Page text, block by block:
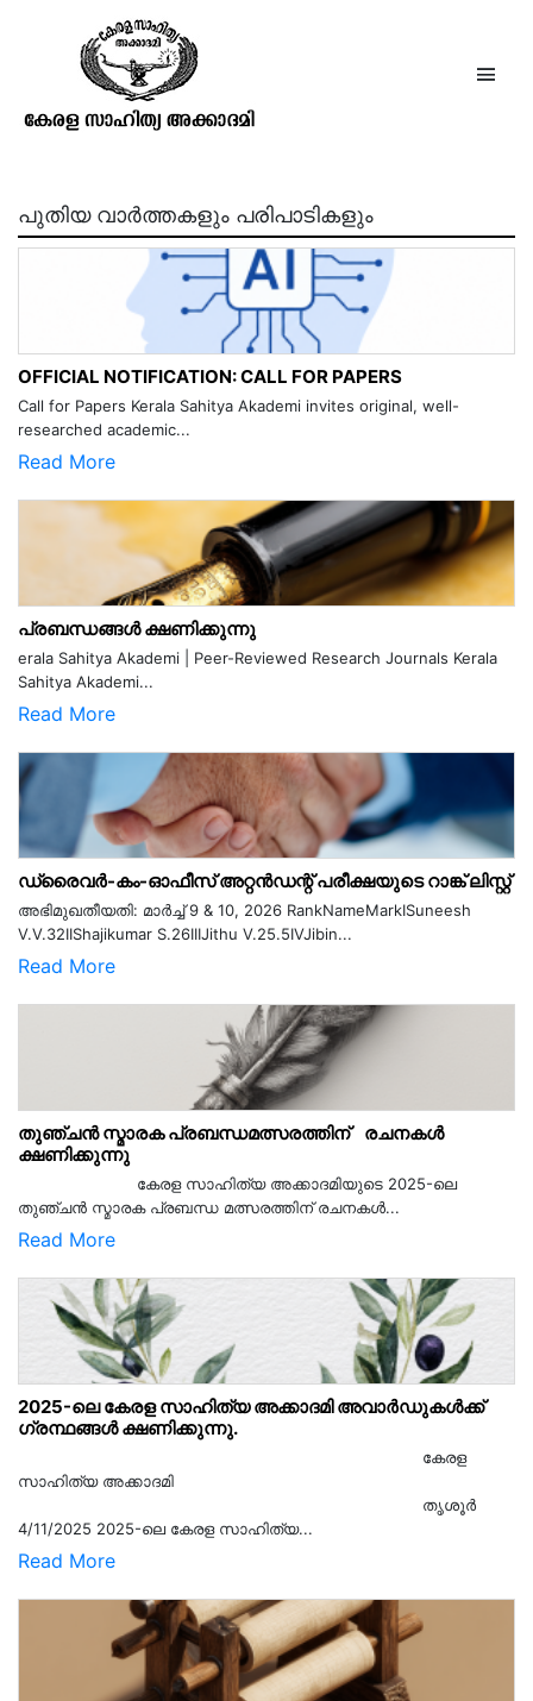
ഭാഷയും നവോത്ഥാനവും –
സുനിൽ പി ഇളയിടം
പുതിയ വാർത്തകളും പരിപാടികളും
OFFICIAL NOTIFICATION: CALL FOR PAPERS
Call for Papers Kerala Sahitya Akademi invites original, well-
researched academic...
Read More
പ്രബന്ധങ്ങൾ ക്ഷണിക്കുന്നു
erala Sahitya Akademi | Peer-Reviewed Research Journals Kerala
Sahitya Akademi...
Read More
ഡ്രൈവർ-കം-ഓഫീസ് അറ്റൻഡന്റ് പരീക്ഷയുടെ റാങ്ക് ലിസ്റ്റ്
അഭിമുഖതീയതി: മാർച്ച് 9 & 10, 2026 RankNameMarkISuneesh
V.V.32IIShajikumar S.26IIIJithu V.25.5IVJibin...
Read More
തുഞ്ചൻ സ്മാരക പ്രബന്ധമത്സരത്തിന് രചനകൾ
ക്ഷണിക്കുന്നു
കേരള സാഹിത്യ അക്കാദമിയുടെ 2025-ലെ
തുഞ്ചൻ സ്മാരക പ്രബന്ധ മത്സരത്തിന് രചനകൾ...
Read More
2025-ലെ കേരള സാഹിത്യ അക്കാദമി അവാർഡുകൾക്ക്
ഗ്രന്ഥങ്ങൾ ക്ഷണിക്കുന്നു.
കേരള
സാഹിത്യ അക്കാദമി
തൃശൂര്‍
4/11/2025 2025-ലെ കേരള സാഹിത്യ...
Read More